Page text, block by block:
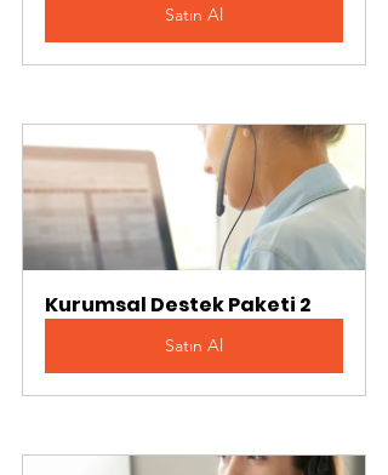
Satın Al
Kurumsal Destek Paketi 2
Satın Al